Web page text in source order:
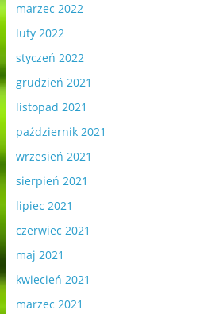
marzec 2022
luty 2022
styczeń 2022
grudzień 2021
listopad 2021
październik 2021
wrzesień 2021
sierpień 2021
lipiec 2021
czerwiec 2021
maj 2021
kwiecień 2021
marzec 2021